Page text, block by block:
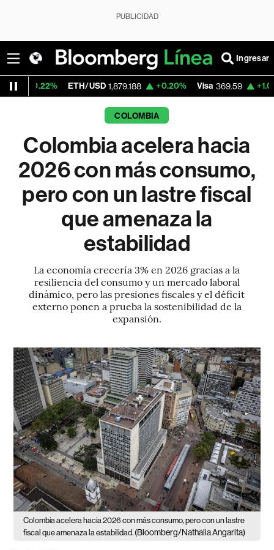
PUBLICIDAD
Ingresar
1,879.188 +0.20% Visa 369.59 +1.07%
COLOMBIA
Colombia acelera hacia
2026 con más consumo,
pero con un lastre fiscal
que amenaza la
estabilidad
La economía crecería 3% en 2026 gracias a la
resiliencia del consumo y un mercado laboral
dinámico, pero las presiones fiscales y el déficit
externo ponen a prueba la sostenibilidad de la
expansión.
Colombia acelera hacia 2026 con más consumo, pero con un lastre
fiscal que amenaza la estabilidad. (Bloomberg/Nathalia Angarita)